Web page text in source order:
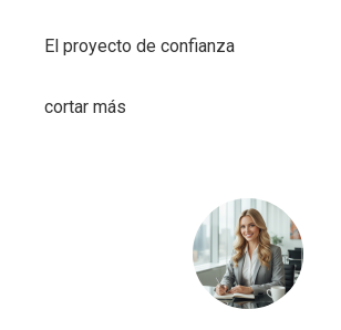
El proyecto de confianza
cortar más